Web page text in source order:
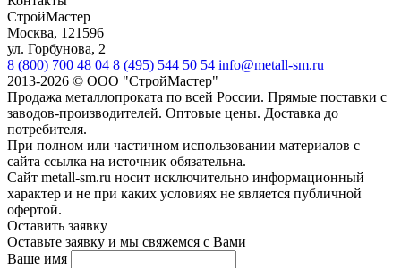
СтройМастер
Москва, 121596
ул. Горбунова, 2
8 (800) 700 48 04 8 (495) 544 50 54 info@metall-sm.ru
2013-2026 © ООО "СтройМастер"
Продажа металлопроката по всей России. Прямые поставки с
заводов-производителей. Оптовые цены. Доставка до
потребителя.
При полном или частичном использовании материалов с
сайта ссылка на источник обязательна.
Сайт metall-sm.ru носит исключительно информационный
характер и не при каких условиях не является публичной
офертой.
Оставить заявку
Оставьте заявку и мы свяжемся с Вами
Ваше имя